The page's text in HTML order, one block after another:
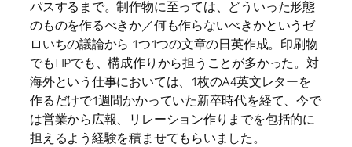
パスするまで。制作物に至っては、どういった形態
のものを作るべきか／何も作らないべきかというゼ
ロいちの議論から 1つ1つの文章の日英作成。印刷物
でもHPでも、構成作りから担うことが多かった。対
海外という仕事においては、1枚のA4英文レターを
作るだけで1週間かかっていた新卒時代を経て、今で
は営業から広報、リレーション作りまでを包括的に
担えるよう経験を積ませてもらいました。